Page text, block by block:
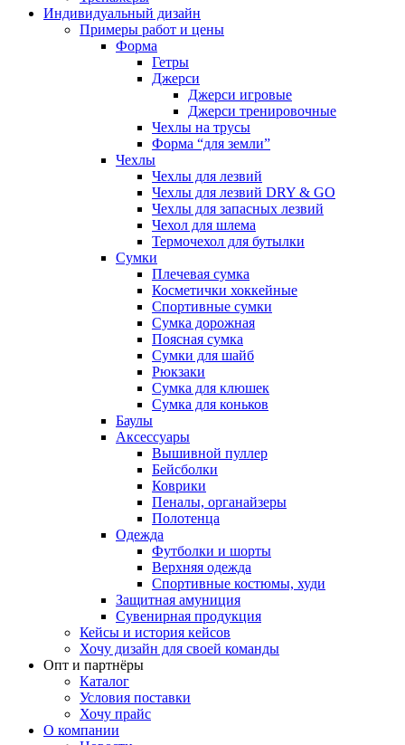
Индивидуальный дизайн
Примеры работ и цены
Форма
Гетры
Джерси
Джерси игровые
Джерси тренировочные
Чехлы на трусы
Форма “для земли”
Чехлы
Чехлы для лезвий
Чехлы для лезвий DRY & GO
Чехлы для запасных лезвий
Чехол для шлема
Термочехол для бутылки
Сумки
Плечевая сумка
Косметички хоккейные
Спортивные сумки
Сумка дорожная
Поясная сумка
Сумки для шайб
Рюкзаки
Сумка для клюшек
Сумка для коньков
Баулы
Аксессуары
Вышивной пуллер
Бейсболки
Коврики
Пеналы, органайзеры
Полотенца
Одежда
Футболки и шорты
Верхняя одежда
Спортивные костюмы, худи
Защитная амуниция
Сувенирная продукция
Кейсы и история кейсов
Хочу дизайн для своей команды
Опт и партнёры
Каталог
Условия поставки
Хочу прайс
О компании